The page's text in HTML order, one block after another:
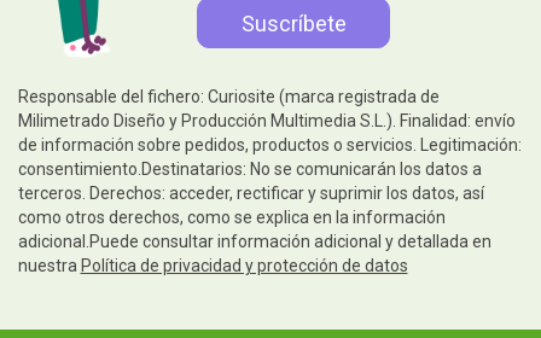
Responsable del fichero: Curiosite (marca registrada de
Milimetrado Diseño y Producción Multimedia S.L.). Finalidad: envío
de información sobre pedidos, productos o servicios. Legitimación:
consentimiento.Destinatarios: No se comunicarán los datos a
terceros. Derechos: acceder, rectificar y suprimir los datos, así
como otros derechos, como se explica en la información
adicional.Puede consultar información adicional y detallada en
nuestra Política de privacidad y protección de datos